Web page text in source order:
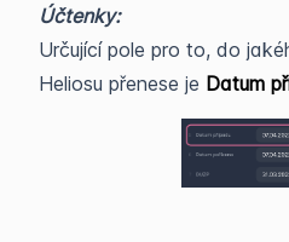
Účtenky:
Určující pole pro to, do
Heliosu přenese je Datum